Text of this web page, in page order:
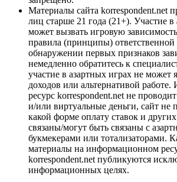
Материалы сайта korrespondent.net
лиц старше 21 года (21+). Участие в
может вызвать игровую
правила (принципы)
обнаружении первых признаков
немедленно обратитесь к
участие в азартных играх не может
доходов или альтернативой
ресурс korrespondent.net не
и/или виртуальные деньги, сайт не
какой форме оплату ставок и
связаны/могут быть связаны с
букмекерами или тотализаторами.
материалы на информационном
korrespondent.net публикуются
информационных целях.